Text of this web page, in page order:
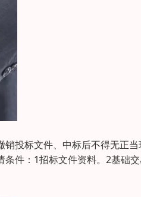
投标文件、中标后不得无正
件：1招标文件资料。2基础